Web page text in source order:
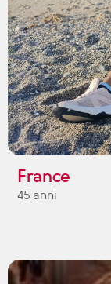
France
45 anni